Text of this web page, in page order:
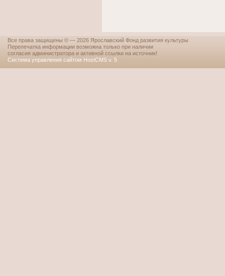
Все права защищены © — 2026 Ярославский Фонд развития культуры
Перепечатка информации возможна только при наличии
согласия администратора и активной ссылки на источник!
Система управления сайтом HostCMS v. 5